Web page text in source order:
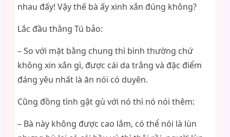
nhau đấy! Vậy thế bà ấy xinh xắn đúng không?
Lắc đầu thằng Tú bảo:
– So với mặt bằng chung thì bình thường chứ
không xin xắn gì, được cái da trắng và đặc điểm
đáng yêu nhất là ăn nói có duyên.
Cũng đồng tình gật gù với nó thì nó nói thêm:
– Bà này không được cao lắm, có thể nói là lùn